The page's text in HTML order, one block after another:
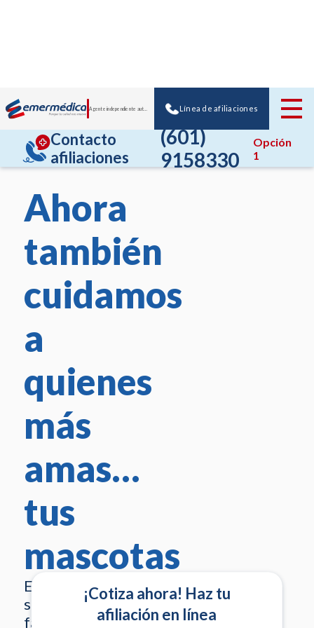
Línea de afiliaciones
Contacto
afiliaciones
(601)
9158330
Opción
1
Ahora
también
cuidamos
a
quienes
más
amas…
tus
mascotas
En Emermédica
sabemos que tu
familia no solo
¡Cotiza ahora! Haz tu
afiliación en línea